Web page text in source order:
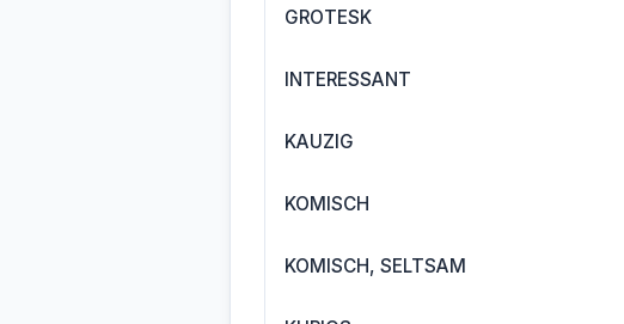
GROTESK
INTERESSANT
KAUZIG
KOMISCH
KOMISCH, SELTSAM